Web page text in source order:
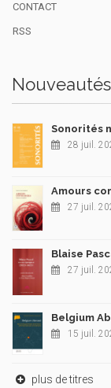
CONTACT
RSS
Nouveautés
Sonorités
28 juil.
Amours
27 juil.
Blaise
27 juil.
Belgium
15 juil.
plus de titres